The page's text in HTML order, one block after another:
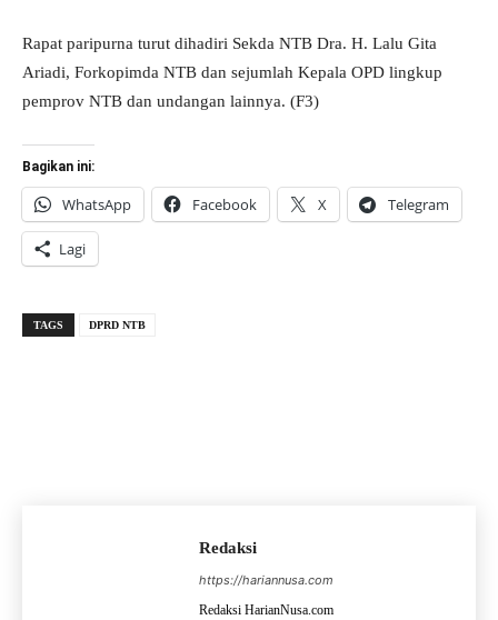
Rapat paripurna turut dihadiri Sekda NTB Dra. H. Lalu Gita
Ariadi, Forkopimda NTB dan sejumlah Kepala OPD lingkup
pemprov NTB dan undangan lainnya. (F3)
Bagikan ini:
WhatsApp Facebook X Telegram
Lagi
TAGS DPRD NTB
Redaksi
https://hariannusa.com
Redaksi HarianNusa.com